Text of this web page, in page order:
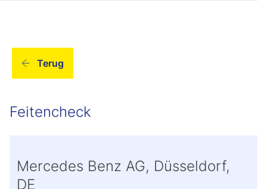
Terug
Feitencheck
Mercedes Benz AG, Düsseldorf,
DE